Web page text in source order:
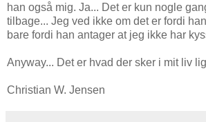
han også mig. Ja... Det er kun nogle
tilbage... Jeg ved ikke om det er fordi
bare fordi han antager at jeg ikke har
Anyway... Det er hvad der sker i mit liv
Christian W. Jensen